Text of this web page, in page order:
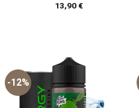
13,90€
-12%